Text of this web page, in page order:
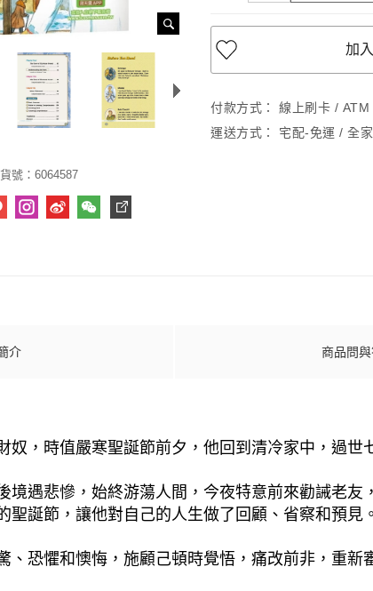
號：6064587
加
付款方式：
線上刷卡 / ATM
運送方式：
宅配-免運 / 全
介 商品問
奴，時值嚴寒聖誕節前夕，他回到清冷家中，過
境遇悲慘，始終游蕩人間，今夜特意前來勸誡老
聖誕節，讓他對自己的人生做了回顧、省察和預見。
、恐懼和懊悔，施顧己頓時覺悟，痛改前非，重